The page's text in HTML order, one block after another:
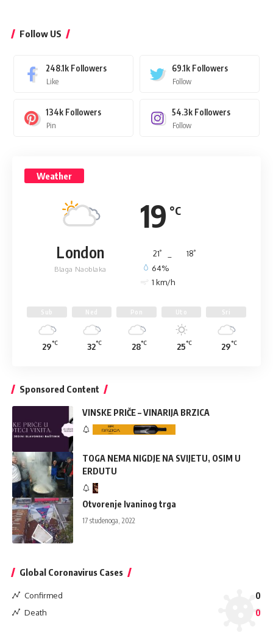
Follow US
248.1k Followers
Like
69.1k Followers
Follow
134k Followers
Pin
54.3k Followers
Follow
Weather
19 °C
London
Blaga Naoblaka
21° 18°
64%
1 km/h
Sub
29°C
Ned
32°C
Pon
28°C
Uto
25°C
Sri
29°C
Sponsored Content
VINSKE PRIČE – VINARIJA BRZICA
TOGA NEMA NIGDJE NA SVIJETU, OSIM U
ERDUTU
Otvorenje Ivaninog trga
17 studenoga, 2022
Global Coronavirus Cases
Confirmed 0
Death 0